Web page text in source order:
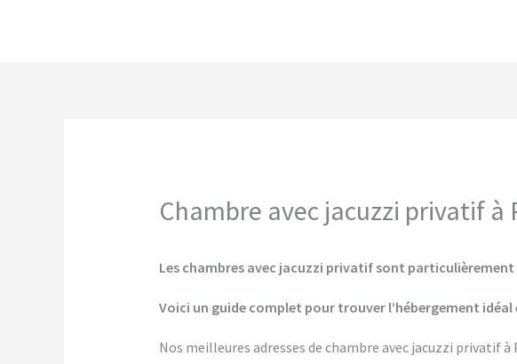
Chambre avec jacuzzi privatif à
Les chambres avec jacuzzi privatif sont
Voici un guide complet pour trouver l’hébergement
Nos meilleures adresses de chambre avec jacuzzi privatif